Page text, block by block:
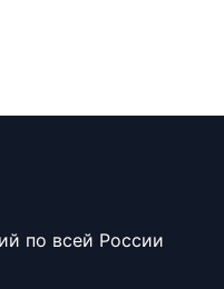
по всей России